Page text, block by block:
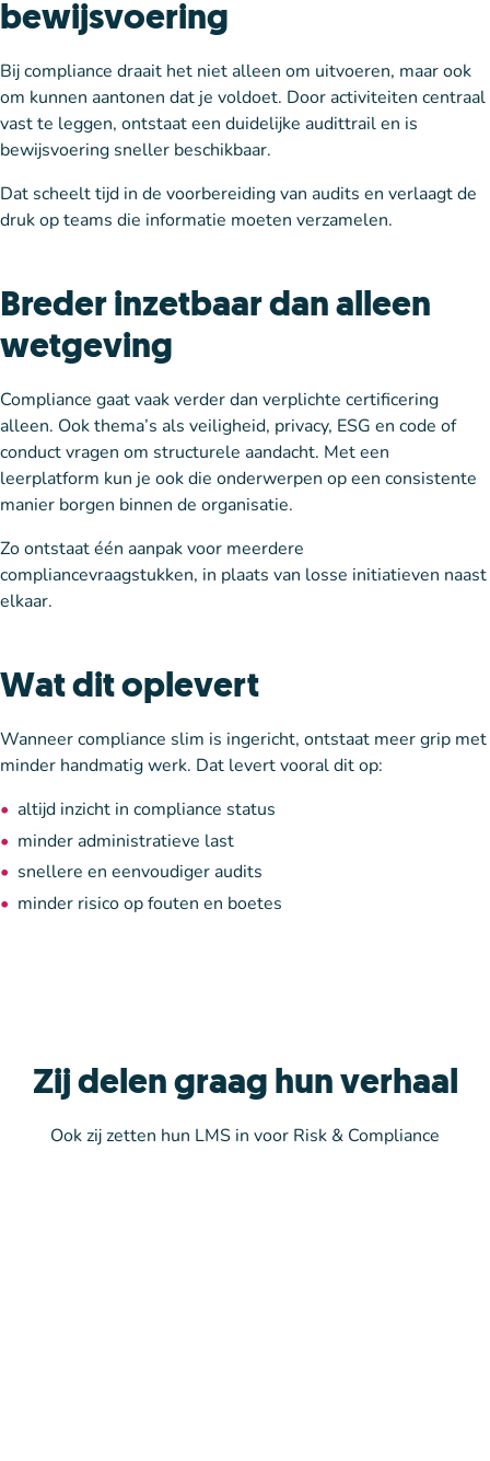
bewijsvoering
Bij compliance draait het niet alleen om uitvoeren, maar ook
om kunnen aantonen dat je voldoet. Door activiteiten centraal
vast te leggen, ontstaat een duidelijke audittrail en is
bewijsvoering sneller beschikbaar.
Dat scheelt tijd in de voorbereiding van audits en verlaagt de
druk op teams die informatie moeten verzamelen.
Breder inzetbaar dan alleen
wetgeving
Compliance gaat vaak verder dan verplichte certificering
alleen. Ook thema’s als veiligheid, privacy, ESG en code of
conduct vragen om structurele aandacht. Met een
leerplatform kun je ook die onderwerpen op een consistente
manier borgen binnen de organisatie.
Zo ontstaat één aanpak voor meerdere
compliancevraagstukken, in plaats van losse initiatieven naast
elkaar.
Wat dit oplevert
Wanneer compliance slim is ingericht, ontstaat meer grip met
minder handmatig werk. Dat levert vooral dit op:
altijd inzicht in compliance status
minder administratieve last
snellere en eenvoudiger audits
minder risico op fouten en boetes
Zij delen graag hun verhaal
Ook zij zetten hun LMS in voor Risk & Compliance